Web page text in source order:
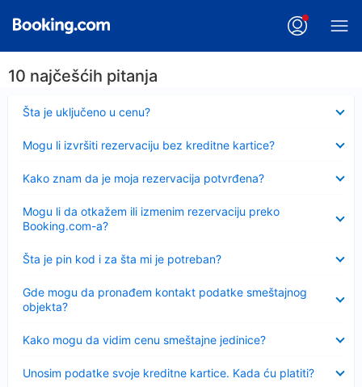
10 najčešćih pitanja
Šta je uključeno u cenu?
Sažeto
Mogu li izvršiti rezervaciju bez kreditne kartice?
Kako znam da je moja rezervacija potvrđena?
Mogu li da otkažem ili izmenim rezervaciju preko
Booking.com-a?
Šta je pin kod i za šta mi je potreban?
Sažeto
Gde mogu da pronađem kontakt podatke smeštajnog
objekta?
Kako mogu da vidim cenu smeštajne jedinice?
Unosim podatke svoje kreditne kartice. Kada ću platiti?